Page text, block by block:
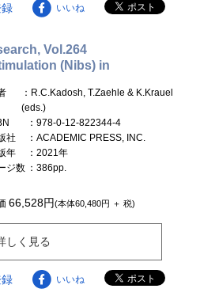
いいね
Vol.264
(Nibs) in
：R.C.Kadosh, T.Zaehle & K.Krauel
(eds.)
：978-0-12-822344-4
社
：ACADEMIC PRESS, INC.
年
：2021年
ジ数 ：386pp.
66,528円(本体60,480円 ＋ 税)
しく見る
いいね